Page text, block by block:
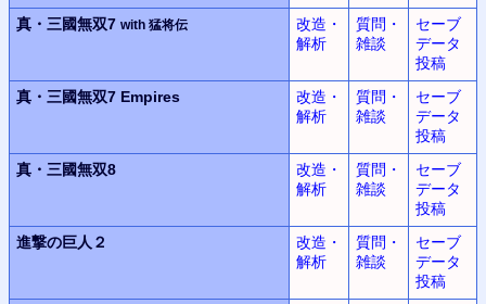
真・三國無双7 with 猛将伝
改造・
解析
質問・
雑談
セーブ
データ
投稿
真・三國無双7 Empires
改造・
解析
質問・
雑談
セーブ
データ
投稿
真・三國無双8
改造・
解析
質問・
雑談
セーブ
データ
投稿
進撃の巨人２
改造・
解析
質問・
雑談
セーブ
データ
投稿